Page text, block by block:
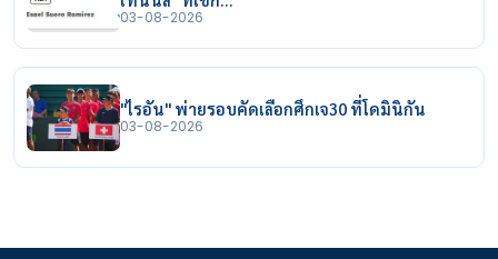
03-08-2026
"ไรอัน" พ่ายรอบคัดเลือกศึกเจ30 ที่โดมินิกัน
03-08-2026